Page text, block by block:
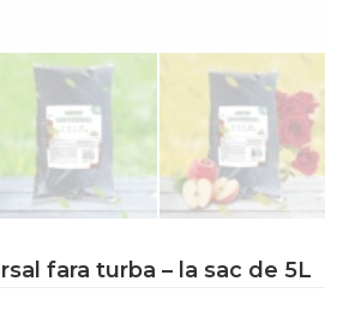
fara turba – la sac de 5L